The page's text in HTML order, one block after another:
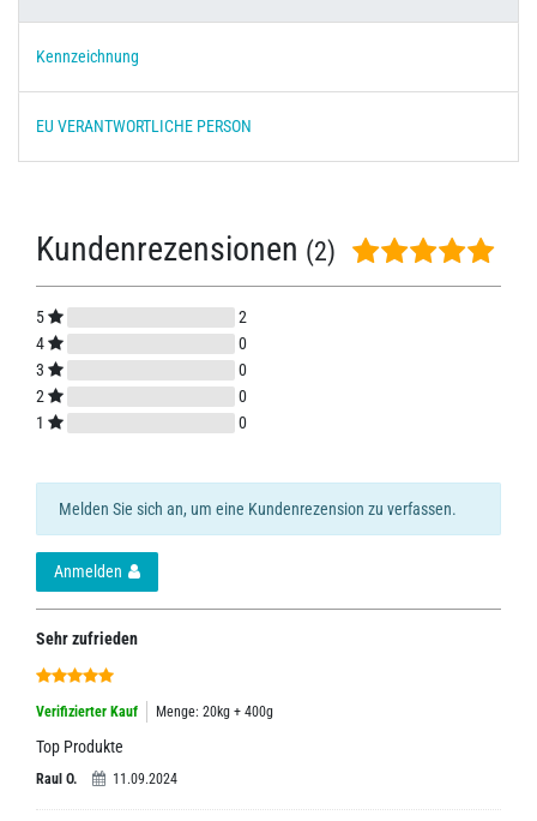
Kennzeichnung
EU VERANTWORTLICHE PERSON
Kundenrezensionen (2)
5
2
4
0
3
0
2
0
1
0
Melden Sie sich an, um eine Kundenrezension zu verfassen.
Anmelden
Sehr zufrieden
Verifizierter Kauf Menge: 20kg + 400g
Top Produkte
Raul O. 11.09.2024